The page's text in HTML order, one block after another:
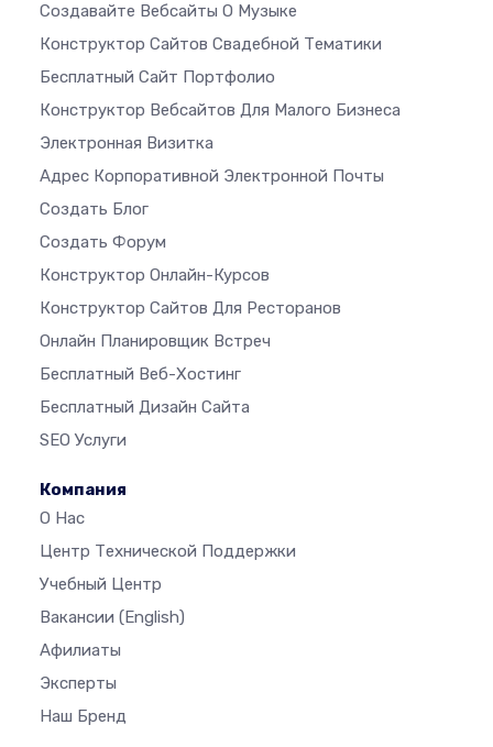
Создавайте Вебсайты О Музыке
Конструктор Сайтов Свадебной Тематики
Бесплатный Сайт Портфолио
Конструктор Вебсайтов Для Малого Бизнеса
Электронная Визитка
Адрес Корпоративной Электронной Почты
Создать Блог
Создать Форум
Конструктор Онлайн-Курсов
Конструктор Сайтов Для Ресторанов
Онлайн Планировщик Встреч
Бесплатный Веб-Хостинг
Бесплатный Дизайн Сайта
SEO Услуги
Компания
О Нас
Центр Технической Поддержки
Учебный Центр
Вакансии (English)
Афилиаты
Эксперты
Наш Бренд